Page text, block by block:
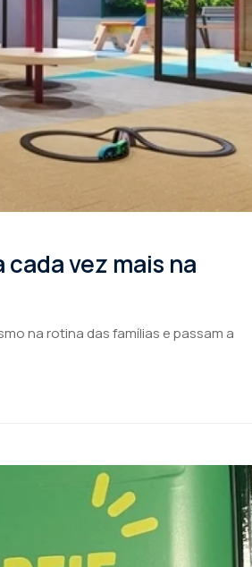
vez mais na
na rotina das famílias e passam a